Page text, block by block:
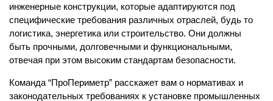
инженерные конструкции, которые адаптируются под
специфические требования различных отраслей, будь то
логистика, энергетика или строительство. Они должны
быть прочными, долговечными и функциональными,
отвечая при этом высоким стандартам безопасности.
Команда “ПроПериметр” расскажет вам о нормативах и
законодательных требованиях к установке промышленных